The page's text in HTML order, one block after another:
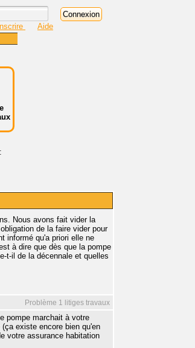
Aide
Nous avons fait vider la
de la faire vider pour
informé qu'a priori elle ne
à dire que dès que la pompe
t-il de la décennale et quelles
Problème 1 litiges travaux
pompe marchait à votre
existe encore bien qu'en
votre assurance habitation